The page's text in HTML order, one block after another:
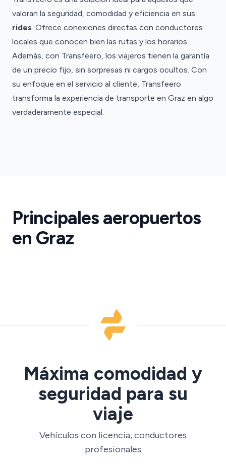
valoran la seguridad, comodidad y eficiencia en sus
rides. Ofrece conexiones directas con conductores
locales que conocen bien las rutas y los horarios.
Además, con Transfeero, los viajeros tienen la garantía
de un precio fijo, sin sorpresas ni cargos ocultos. Con
su enfoque en el servicio al cliente, Transfeero
transforma la experiencia de transporte en Graz en algo
verdaderamente especial.
Principales aeropuertos
en Graz
de
·
GRZ
Máxima comodidad y
seguridad para su
viaje
Vehículos con licencia, conductores
profesionales